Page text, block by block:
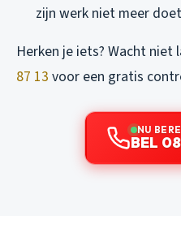
zijn werk niet meer
Herken je iets? Wacht niet
87 13 voor een gratis
NU
BEL